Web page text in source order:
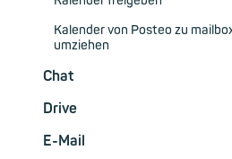
Kalender von Posteo zu
umziehen
Chat
Drive
E-Mail